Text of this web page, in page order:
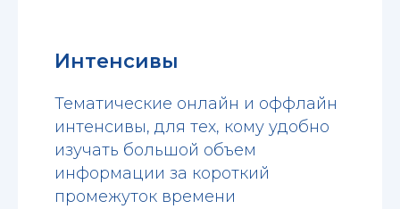
Интенсивы
Тематические онлайн и оффлайн
интенсивы, для тех, кому удобно
изучать большой объем
информации за короткий
промежуток времени